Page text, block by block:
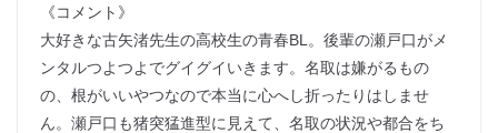
《コメント》
大好きな古矢渚先生の高校生の青春BL。後輩の瀬戸口がメ
ンタルつよつよでグイグイいきます。名取は嫌がるもの
の、根がいいやつなので本当に心へし折ったりはしませ
ん。瀬戸口も猪突猛進型に見えて、名取の状況や都合をち